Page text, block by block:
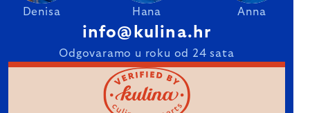
Denisa Hana Anna
info@kulina.hr
Odgovaramo u roku od 24 sata